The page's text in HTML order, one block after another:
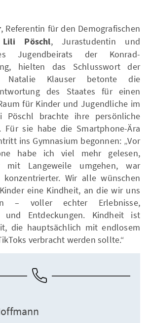
, Referentin für den Demografischen
Lili Pöschl, Jurastudentin und
Jugendbeirats der Konrad-
hielten das Schlusswort der
Natalie Klauser betonte die
des Staates für einen
für Kinder und Jugendliche im
Pöschl brachte ihre persönliche
Für sie habe die Smartphone-Ära
ins Gymnasium begonnen: „Vor
habe ich viel mehr gelesen,
mit Langeweile umgehen, war
Wir alle wünschen
eine Kindheit, an die wir uns
– voller echter Erlebnisse,
und Entdeckungen. Kindheit ist
die hauptsächlich mit endlosem
verbracht werden sollte.“